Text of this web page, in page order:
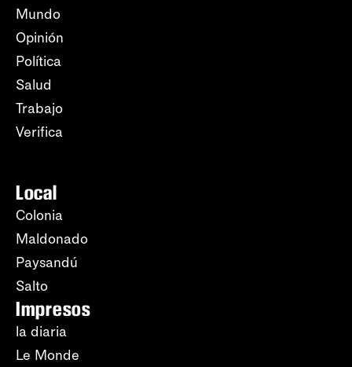
Mundo
Opinión
Política
Salud
Trabajo
Verifica
Local
Colonia
Maldonado
Paysandú
Salto
Impresos
la diaria
Le Monde